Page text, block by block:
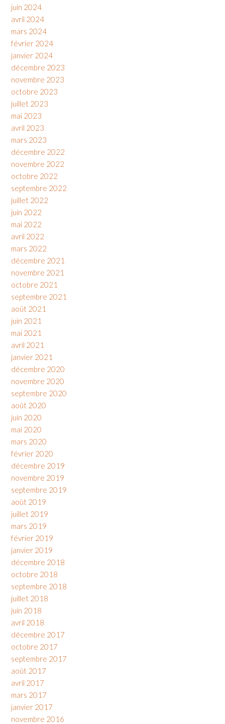
juin 2024
avril 2024
mars 2024
février 2024
janvier 2024
décembre 2023
novembre 2023
octobre 2023
juillet 2023
mai 2023
avril 2023
mars 2023
décembre 2022
novembre 2022
octobre 2022
septembre 2022
juillet 2022
juin 2022
mai 2022
avril 2022
mars 2022
décembre 2021
novembre 2021
octobre 2021
septembre 2021
août 2021
juin 2021
mai 2021
avril 2021
janvier 2021
décembre 2020
novembre 2020
septembre 2020
août 2020
juin 2020
mai 2020
mars 2020
février 2020
décembre 2019
novembre 2019
septembre 2019
août 2019
juillet 2019
mars 2019
février 2019
janvier 2019
décembre 2018
octobre 2018
septembre 2018
juillet 2018
juin 2018
avril 2018
décembre 2017
octobre 2017
septembre 2017
août 2017
avril 2017
mars 2017
janvier 2017
novembre 2016